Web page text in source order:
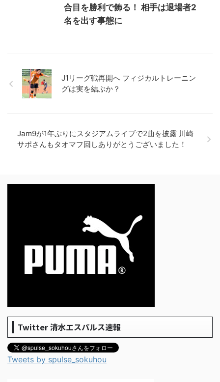
合目を勝利で飾る！ 相手は退場者2
名を出す事態に
J1リーグ戦再開へ フィジカルトレーニン
グは実を結ぶか？
Jam9が1年ぶりにスタジアムライブで2曲を披露 川崎
サポさんもタオマフ回しありがとうございました！
Twitter 清水エスパルス速報
Tweets by spulse_sokuhou